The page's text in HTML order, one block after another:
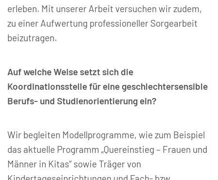
erleben. Mit unserer Arbeit versuchen wir zudem,
zu einer Aufwertung professioneller Sorgearbeit
beizutragen.
Auf welche Weise setzt sich die
Koordinationsstelle für eine geschlechtersensible
Berufs- und Studienorientierung ein?
Wir begleiten Modellprogramme, wie zum Beispiel
das aktuelle Programm „Quereinstieg – Frauen und
Männer in Kitas“ sowie Träger von